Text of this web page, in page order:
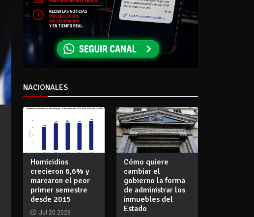
NACIONALES
Homicidios
crecieron 6,6% y
marcaron el peor
primer semestre
desde 2015
Jul 20 2026
Cómo quiere
cambiar el
gobierno la forma
de administrar los
inmuebles del
Estado